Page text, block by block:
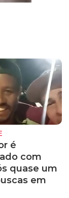
é
com
quase um
em